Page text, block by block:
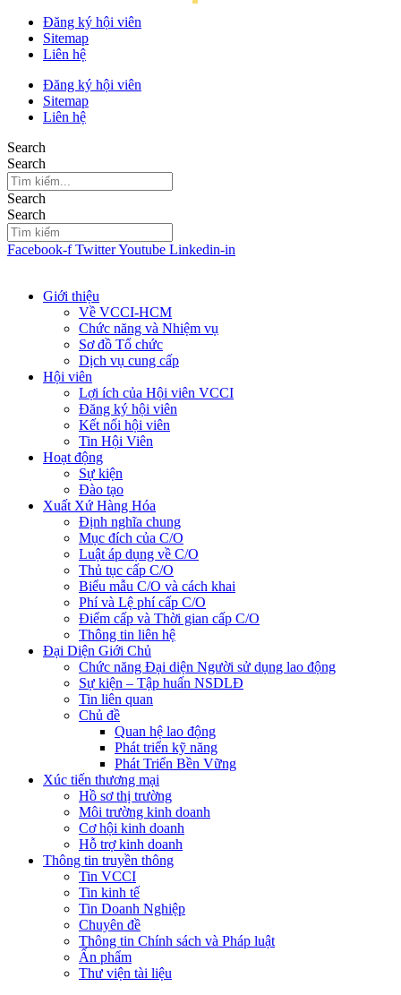
Đăng ký hội viên
Sitemap
Liên hệ
Đăng ký hội viên
Sitemap
Liên hệ
Search
Search
Search
Search
Facebook-f TwitterYoutube Linkedin-in
Giới thiệu
Về VCCI-HCM
Chức năng và Nhiệm vụ
Sơ đồ Tổ chức
Dịch vụ cung cấp
Hội viên
Lợi ích của Hội viên VCCI
Đăng ký hội viên
Kết nối hội viên
Tin Hội Viên
Hoạt động
Sự kiện
Đào tạo
Xuất Xứ Hàng Hóa
Định nghĩa chung
Mục đích của C/O
Luật áp dụng về C/O
Thủ tục cấp C/O
Biểu mẫu C/O và cách khai
Phí và Lệ phí cấp C/O
Điểm cấp và Thời gian cấp C/O
Thông tin liên hệ
Đại Diện Giới Chủ
Chức năng Đại diện Người sử dụng lao động
Sự kiện – Tập huấn NSDLĐ
Tin liên quan
Chủ đề
Quan hệ lao động
Phát triển kỹ năng
Phát Triển Bền Vững
Xúc tiến thương mại
Hồ sơ thị trường
Môi trường kinh doanh
Cơ hội kinh doanh
Hỗ trợ kinh doanh
Thông tin truyền thông
Tin VCCI
Tin kinh tế
Tin Doanh Nghiệp
Chuyên đề
Thông tin Chính sách và Pháp luật
Ấn phẩm
Thư viện tài liệu